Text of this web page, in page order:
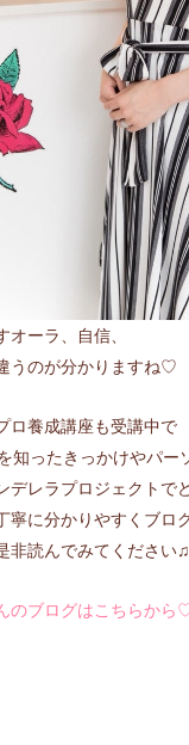
オーラ、自信、
うのが分かりますね♡
ロ養成講座も受講中で
知ったきっかけやパー
デレラプロジェクトで
寧に分かりやすくブロ
非読んでみてください♫
のブログはこちらから